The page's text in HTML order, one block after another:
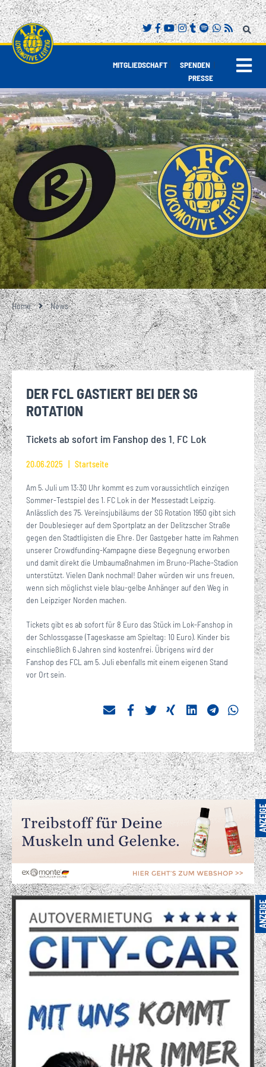
MITGLIEDSCHAFT| SPENDEN |
PRESSE
Home News
DER FCL GASTIERT BEI DER SG
ROTATION
Tickets ab sofort im Fanshop des 1. FC Lok
20.06.2025 Startseite
Am 5. Juli um 13:30 Uhr kommt es zum voraussichtlich einzigen
Sommer-Testspiel des 1. FC Lok in der Messestadt Leipzig.
Anlässlich des 75. Vereinsjubiläums der SG Rotation 1950 gibt sich
der Doublesieger auf dem Sportplatz an der Delitzscher Straße
gegen den Stadtligisten die Ehre. Der Gastgeber hatte im Rahmen
unserer Crowdfunding-Kampagne diese Begegnung erworben
und damit direkt die Umbaumaßnahmen im Bruno-Plache-Stadion
unterstützt. Vielen Dank nochmal! Daher würden wir uns freuen,
wenn sich möglichst viele blau-gelbe Anhänger auf den Weg in
den Leipziger Norden machen.
Tickets gibt es ab sofort für 8 Euro das Stück im Lok-Fanshop in
der Schlossgasse (Tageskasse am Spieltag: 10 Euro). Kinder bis
einschließlich 6 Jahren sind kostenfrei. Übrigens wird der
Fanshop des FCL am 5. Juli ebenfalls mit einem eigenen Stand
vor Ort sein.